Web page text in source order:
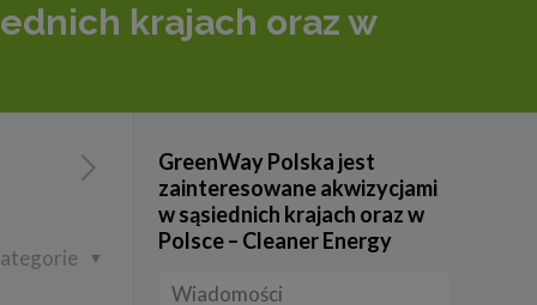
krajach oraz w
GreenWay Polska jest
zainteresowane akwizycjami
w sąsiednich krajach oraz w
Polsce – Cleaner Energy
Wiadomości